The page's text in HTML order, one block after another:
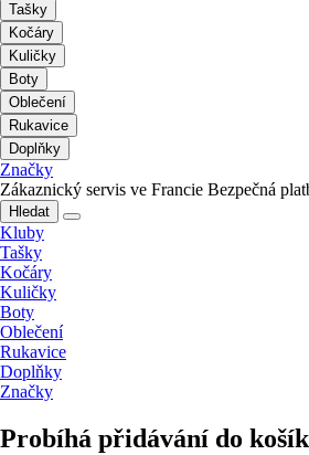
Tašky
Kočáry
Kuličky
Boty
Oblečení
Rukavice
Doplňky
Značky
Zákaznický servis ve Francie Bezpečná
Hledat
Kluby
Tašky
Kočáry
Kuličky
Boty
Oblečení
Rukavice
Doplňky
Značky
Probíhá přidávání do